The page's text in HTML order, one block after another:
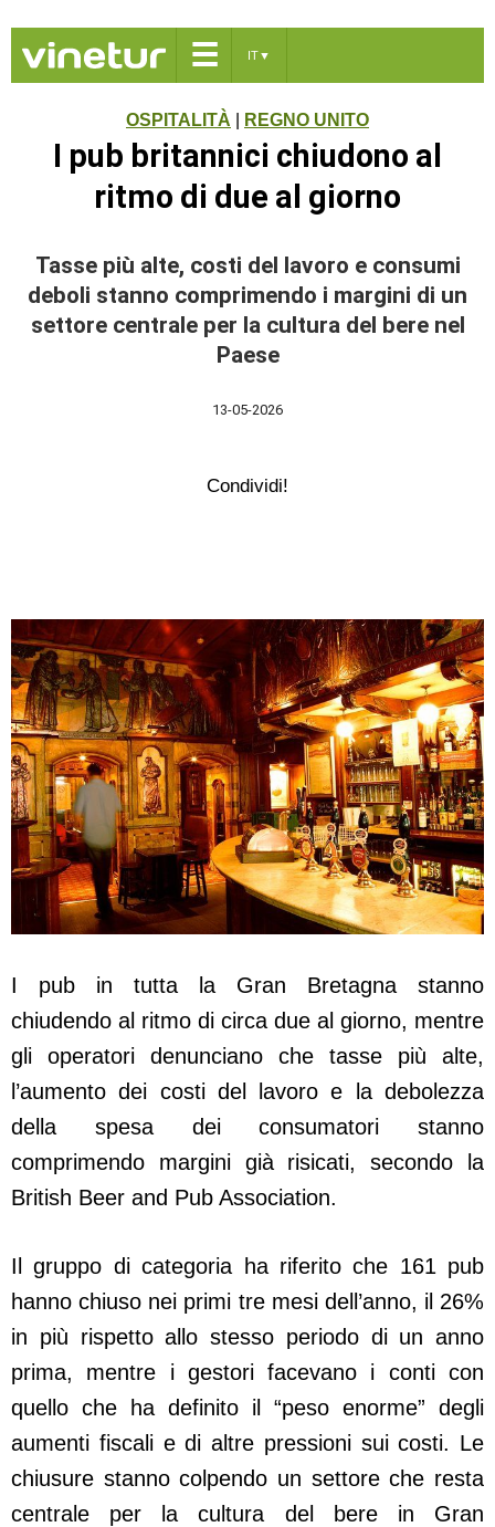
☰ IT▼
OSPITALITÀ REGNO UNITO
I pub britannici chiudono al
ritmo di due al giorno
Tasse più alte, costi del lavoro e consumi
deboli stanno comprimendo i margini di un
settore centrale per la cultura del bere nel
Paese
13-05-2026
Condividi!
I pub in tutta la Gran Bretagna stanno
chiudendo al ritmo di circa due al giorno, mentre
gli operatori denunciano che tasse più alte,
l’aumento dei costi del lavoro e la debolezza
della spesa dei consumatori stanno
comprimendo margini già risicati, secondo la
British Beer and Pub Association.
Il gruppo di categoria ha riferito che 161 pub
hanno chiuso nei primi tre mesi dell’anno, il 26%
in più rispetto allo stesso periodo di un anno
prima, mentre i gestori facevano i conti con
quello che ha definito il “peso enorme” degli
aumenti fiscali e di altre pressioni sui costi. Le
chiusure stanno colpendo un settore che resta
centrale per la cultura del bere in Gran